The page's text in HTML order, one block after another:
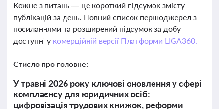
Кожне з питань — це короткий підсумок змісту
публікацій за день. Повний список першоджерел з
посиланнями та розширений підсумок за добу
доступні у комерційній версії Платформи LIGA360.
Стисло про головне:
У травні 2026 року ключові оновлення у сфері
комплаєнсу для юридичних осіб:
цифровізація трудових книжок, реформи